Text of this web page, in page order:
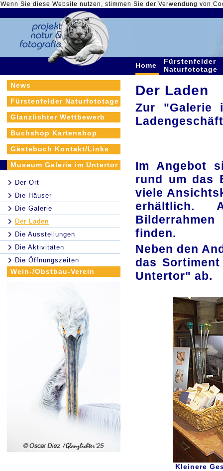
Wenn Sie diese Website nutzen, stimmen Sie der Verwendung von
Home
Fürstenfelder
Naturfototage
News
Fürstenfelder Naturfototage
Glanzlichter Wettbewerb
Buchshop Kartenshop
Gästebuch Kontakt/Links
Museum Galerie im Untertor
Der Ort
Die Häuser
Die Galerie
Der Laden
Die Ausstellungen
Die Aktivitäten
Die Öffnungszeiten
Wein-/Obstbau-Verein
Der Laden
Zur "Galerie
Im Angebot
rund um das
viele
erhältlich.
finden.
Neben den
das
Untertor" ab.
Kleinere